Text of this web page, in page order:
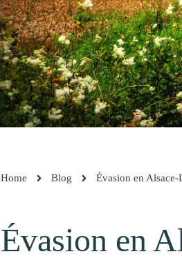
Home Blog Évasion en
Évasion en